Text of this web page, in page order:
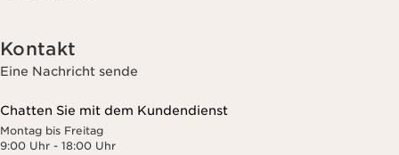
Kontakt
Eine Nachricht sende
Chatten Sie mit dem Kundendienst
Montag bis Freitag
9:00 Uhr - 18:00 Uhr